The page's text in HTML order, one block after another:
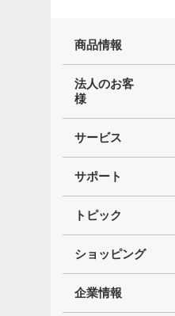
商品情報
法人のお客
様
サービス
サポート
トピック
ショッピング
企業情報